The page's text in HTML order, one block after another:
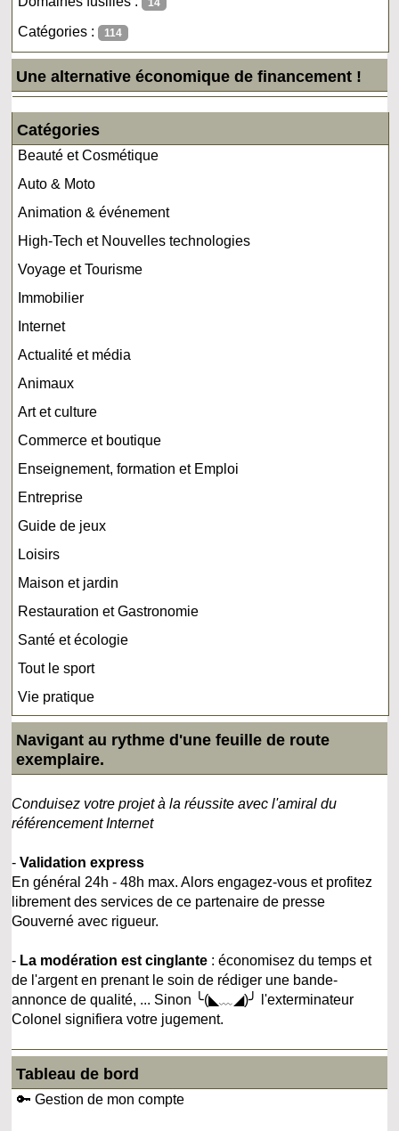
Catégories : 114
Une alternative économique de financement !
Catégories
Beauté et Cosmétique
Auto & Moto
Animation & événement
High-Tech et Nouvelles technologies
Voyage et Tourisme
Immobilier
Internet
Actualité et média
Animaux
Art et culture
Commerce et boutique
Enseignement, formation et Emploi
Entreprise
Guide de jeux
Loisirs
Maison et jardin
Restauration et Gastronomie
Santé et écologie
Tout le sport
Vie pratique
Navigant au rythme d'une feuille de route
exemplaire.
Conduisez votre projet à la réussite avec l'amiral du
référencement Internet
-Validation express
En général 24h - 48h max. Alors engagez-vous et profitez
librement des services de ce partenaire de presse
Gouverné avec rigueur.
- La modération est cinglante : économisez du temps et
de l'argent en prenant le soin de rédiger une bande-
annonce de qualité, ... Sinon ╰(◣﹏◢)╯ l'exterminateur
Colonel signifiera votre jugement.
Tableau de bord
🔑 Gestion de mon compte